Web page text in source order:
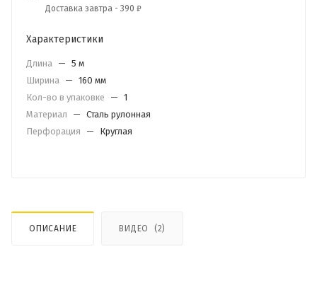
Доставка завтра - 390 ₽
Характеристики
Длина — 5 м
Ширина — 160 мм
Кол-во в упаковке
— 1
Материал
— Сталь рулонная
Перфорация
— Круглая
ОПИСАНИЕ ВИДЕО (2)